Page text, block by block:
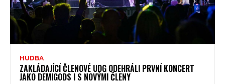
HUDBA
ZAKLÁDAJÍCÍ ČLENOVÉ UDG ODEHRÁLI PRVNÍ KONCERT
JAKO DEMIGODS I S NOVÝMI ČLENY